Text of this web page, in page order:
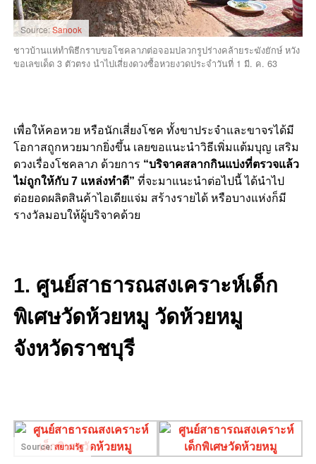
Source:Sanook
ชาวบ้านแห่ทำพิธีกราบขอโชคลาภต่อจอมปลวกรูปร่างคล้ายระฆังยักษ์ หวัง
ขอเลขเด็ด 3 ตัวตรง นำไปเสี่ยงดวงซื้อหวยงวดประจำวันที่ 1 มี. ค. 63
เพื่อให้คอหวย หรือนักเสี่ยงโชค ทั้งขาประจำและขาจรได้มี
โอกาสถูกหวยมากยิ่งขึ้น เลยขอแนะนำวิธีเพิ่มแต้มบุญ เสริม
ดวงเรื่องโชคลาภ ด้วยการ “บริจาคสลากกินแบ่งที่ตรวจแล้ว
ไม่ถูกให้กับ 7 แหล่งทำดี” ที่จะมาแนะนำต่อไปนี้ ได้นำไป
ต่อยอดผลิตสินค้าไอเดียแจ่ม สร้างรายได้ หรือบางแห่งก็มี
รางวัลมอบให้ผู้บริจาคด้วย
1. ศูนย์สาธารณสงเคราะห์เด็ก
พิเศษวัดห้วยหมู วัดห้วยหมู
จังหวัดราชบุรี
Source:สยามรัฐ